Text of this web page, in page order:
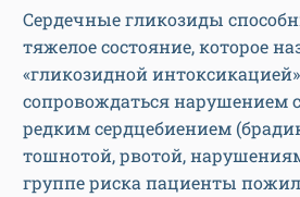
Сердечные гликозиды
тяжелое состояние, которое
«гликозидной
сопровождаться нарушением
редким сердцебиением
тошнотой, рвотой,
группе риска пациенты